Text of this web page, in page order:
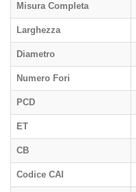
Misura Completa
Larghezza
Diametro
Numero Fori
PCD
ET
CB
Codice CAI